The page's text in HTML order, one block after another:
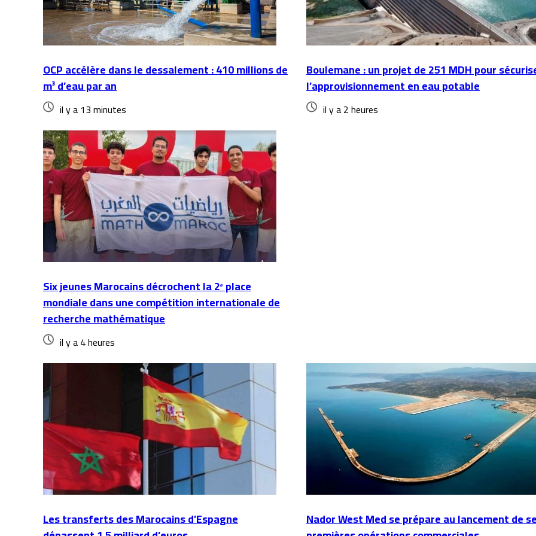
OCP accélère dans le dessalement : 410 millions de
m³ d’eau par an
il y a 13 minutes
Boulemane : un projet de 251 MDH pour
l’approvisionnement en eau potable
il y a 2 heures
Six jeunes Marocains décrochent la 2ᵉ place
mondiale dans une compétition internationale de
recherche mathématique
il y a 4 heures
Les transferts des Marocains d’Espagne
Nador West Med se prépare au lancement de